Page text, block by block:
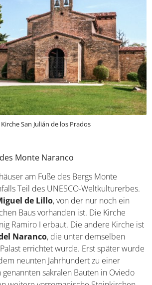
Kirche San Julián de los Prados
Monte Naranco
am Fuße des Bergs Monte
Teil des UNESCO-Weltkulturerbes.
de Lillo, von der nur noch ein
Baus vorhanden ist. Die Kirche
Ramiro I erbaut. Die andere Kirche ist
Naranco, die unter demselben
errichtet wurde. Erst später wurde
neunten Jahrhundert zu einer
sakralen Bauten in Oviedo